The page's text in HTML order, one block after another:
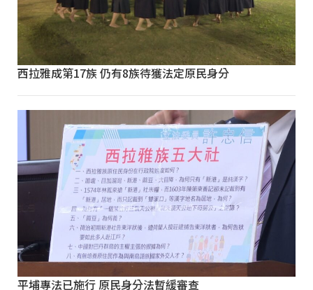
西拉雅成第17族 仍有8族待獲法定原民身分
平埔專法已施行 原民身分法暫緩審查